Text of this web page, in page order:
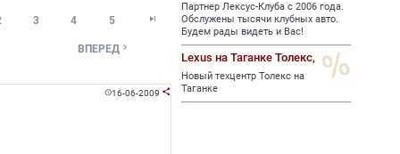
3 4 5 
ВПЕРЕД 
16-06-2009 
Партнер Лексус-Клуба с 2006 года.
Обслужены тысячи клубных авто.
Будем рады видеть и Вас!
Lexus на Таганке Толекс,
Новый техцентр Толекс на
Таганке